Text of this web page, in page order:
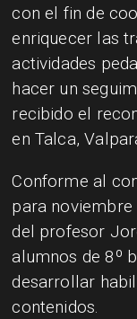
con el fin de
enriquecer las
actividades
hacer un
recibido el
en Talca,
Conforme al
para noviembre
del profesor
alumnos de 8º
desarrollar
contenidos.